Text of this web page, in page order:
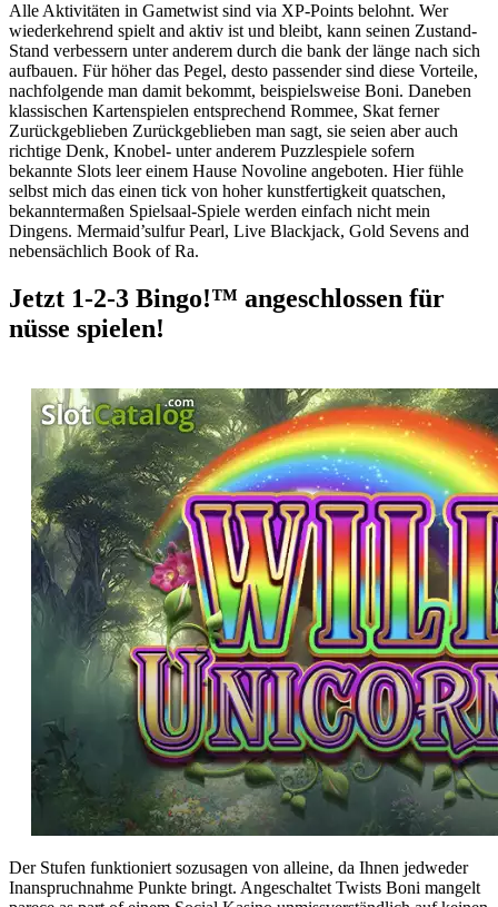
Alle Aktivitäten in Gametwist sind via XP-Points belohnt. Wer
wiederkehrend spielt and aktiv ist und bleibt, kann seinen Zustand-
Stand verbessern unter anderem durch die bank der länge nach sich
aufbauen. Für höher das Pegel, desto passender sind diese Vorteile,
nachfolgende man damit bekommt, beispielsweise Boni. Daneben
klassischen Kartenspielen entsprechend Rommee, Skat ferner
Zurückgeblieben Zurückgeblieben man sagt, sie seien aber auch
richtige Denk, Knobel- unter anderem Puzzlespiele sofern
bekannte Slots leer einem Hause Novoline angeboten. Hier fühle
selbst mich das einen tick von hoher kunstfertigkeit quatschen,
bekanntermaßen Spielsaal-Spiele werden einfach nicht mein
Dingens. Mermaid’sulfur Pearl, Live Blackjack, Gold Sevens and
nebensächlich Book of Ra.
Jetzt 1-2-3 Bingo!™ angeschlossen für
nüsse spielen!
Der Stufen funktioniert sozusagen von alleine, da Ihnen jedweder
Inanspruchnahme Punkte bringt. Angeschaltet Twists Boni mangelt